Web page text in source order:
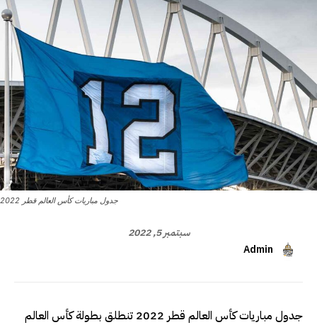
جدول مباريات كأس العالم قطر 2022
سبتمبر 5, 2022
Admin
جدول مباريات كأس العالم قطر 2022 تنطلق بطولة كأس العالم